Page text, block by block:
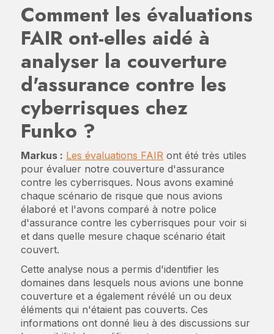
Comment les évaluations
FAIR ont-elles aidé à
analyser la couverture
d'assurance contre les
cyberrisques chez
Funko ?
Markus : Les évaluations FAIRont été très utiles
pour évaluer notre couverture d'assurance
contre les cyberrisques. Nous avons examiné
chaque scénario de risque que nous avions
élaboré et l'avons comparé à notre police
d'assurance contre les cyberrisques pour voir si
et dans quelle mesure chaque scénario était
couvert.
Cette analyse nous a permis d'identifier les
domaines dans lesquels nous avions une bonne
couverture et a également révélé un ou deux
éléments qui n'étaient pas couverts. Ces
informations ont donné lieu à des discussions sur